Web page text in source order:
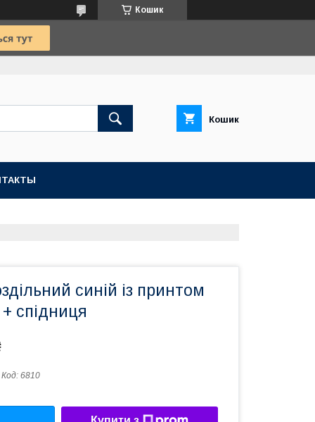
Кошик
Кошик
синій із принтом
спідниця
Код: 6810